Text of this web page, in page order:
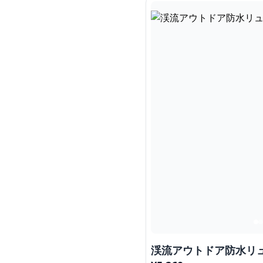
渓流アウトドア防水リ